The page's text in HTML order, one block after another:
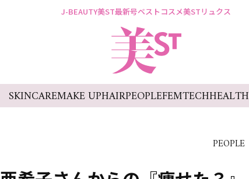
J-BEAUTY美ST最新号ベストコスメ美STリュクス
SKINCAREMAKE UPHAIRPEOPLEFEMTECHHEALTH
PEOPLE